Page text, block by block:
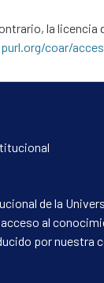
la licencia
coar/
de la
al
por nuestra